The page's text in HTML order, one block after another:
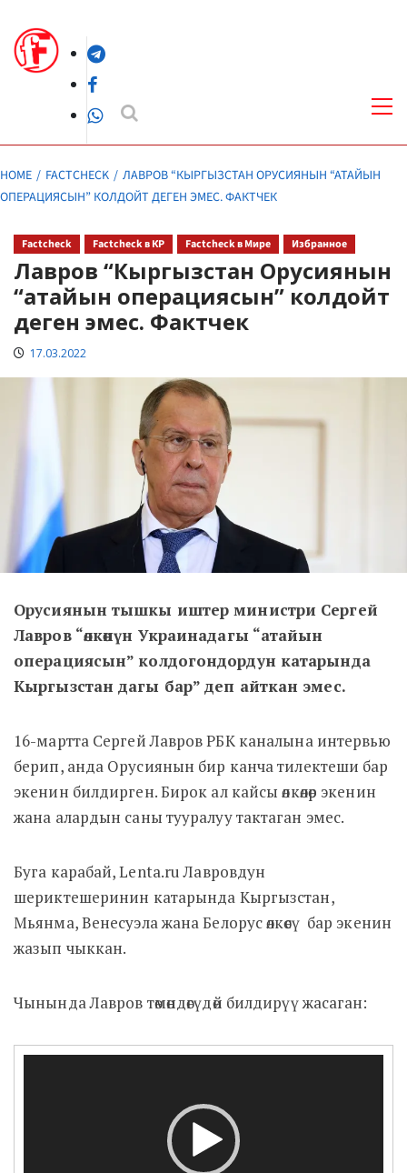
content
Telegram
Facebook
WhatsApp
HOME FACTCHECK
ЛАВРОВ “КЫРГЫЗСТАН ОРУСИЯНЫН “АТАЙЫН
ОПЕРАЦИЯСЫН” КОЛДОЙТ ДЕГЕН ЭМЕС. ФАКТЧЕК
Factcheck Factcheck в КР Factcheck в Мире Избранное
Лавров “Кыргызстан Орусиянын
“атайын операциясын” колдойт
деген эмес. Фактчек
17.03.2022
Орусиянын тышкы иштер министри Сергей
Лавров “өлкөнүн Украинадагы “атайын
операциясын” колдогондордун катарында
Кыргызстан дагы бар” деп айткан эмес.
16-мартта Сергей Лавров РБК каналына интервью
берип, анда Орусиянын бир канча тилектеши бар
экенин билдирген. Бирок ал кайсы өлкөлөр экенин
жана алардын саны тууралуу тактаган эмес.
Буга карабай, Lenta.ru Лавровдун
шериктешеринин катарында Кыргызстан,
Мьянма, Венесуэла жана Белорус өлкөсү бар экенин
жазып чыккан.
Чынында Лавров төмөндөгүдөй билдирүү жасаган: